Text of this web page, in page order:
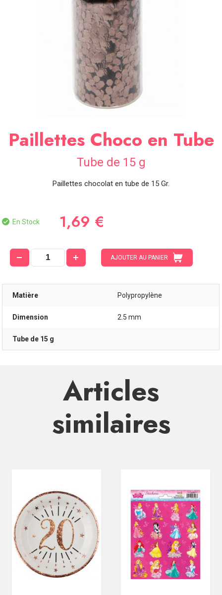
Paillettes Choco en Tube
Tube de 15 g
Paillettes chocolat en tube de 15 Gr.
En Stock 1,69 €
AJOUTER AU PANIER
Matière Polypropylène
Dimension 2.5 mm
Tube de 15 g
Articles
similaires